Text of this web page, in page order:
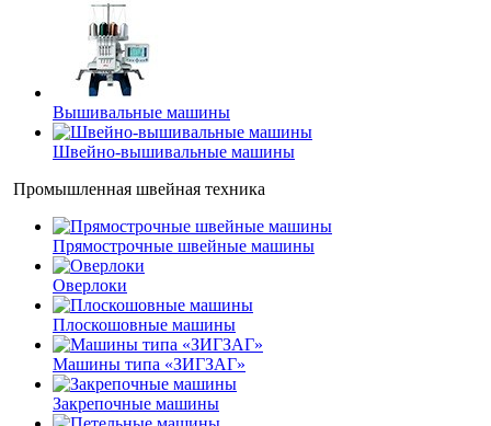
Вышивальные машины
Швейно-вышивальные машины
Промышленная швейная техника
Прямострочные швейные машины
Оверлоки
Плоскошовные машины
Машины типа «ЗИГЗАГ»
Закрепочные машины